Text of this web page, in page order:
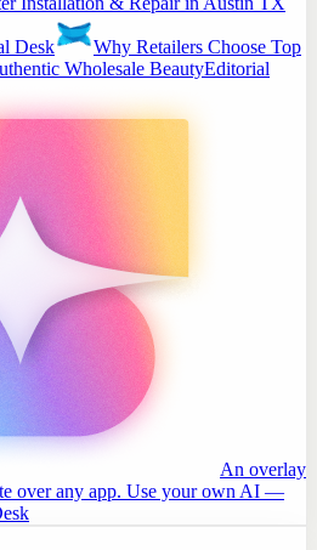
Desk
Why Retailers Choose Top
Wholesale BeautyEditorial
An overlay
over any app. Use your own AI —